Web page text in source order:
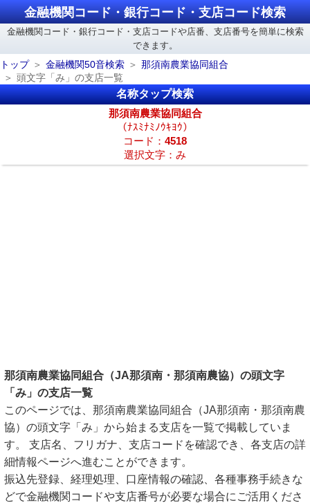
金融機関コード・銀行コード・支店コード検索
金融機関コード・銀行コード・支店コードや店番、支店番号を簡単に検索
できます。
トップ
金融機関50音検索
那須南農業協同組合
頭文字「み」の支店一覧
名称タップ検索
那須南農業協同組合
（ﾅｽﾐﾅﾐﾉｳｷﾖｳ）
コード： 4518
選択文字：み
那須南農業協同組合（JA那須南・那須南農協）の頭文字
「み」の支店一覧
このページでは、那須南農業協同組合（JA那須南・那須南農
協）の頭文字「み」から始まる支店を一覧で掲載していま
す。 支店名、フリガナ、支店コードを確認でき、各支店の詳
細情報ページへ進むことができます。
振込先登録、経理処理、口座情報の確認、各種事務手続きな
どで金融機関コードや支店番号が必要な場合にご活用くださ